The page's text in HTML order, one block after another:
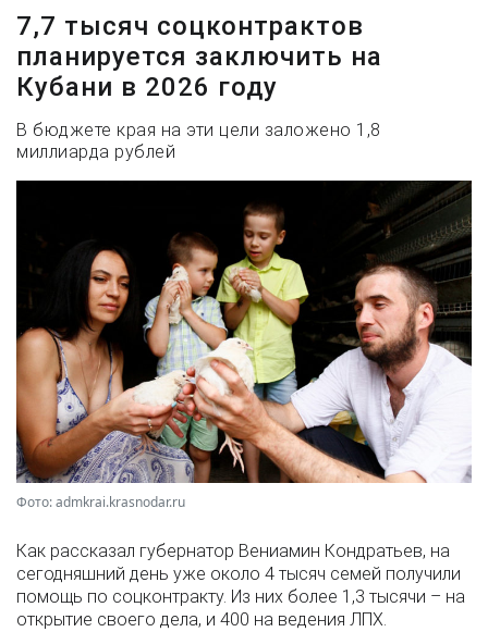
7,7 тысяч соцконтрактов
планируется заключить на
Кубани в 2026 году
В бюджете края на эти цели заложено 1,8
миллиарда рублей
Фото: admkrai.krasnodar.ru
Как рассказал губернатор Вениамин Кондратьев, на
сегодняшний день уже около 4 тысяч семей получили
помощь по соцконтракту. Из них более 1,3 тысячи – на
открытие своего дела, и 400 на ведения ЛПХ.